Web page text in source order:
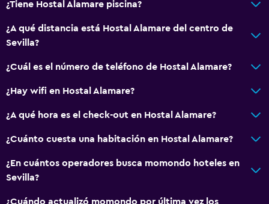
Cepillo de dientes
Servicios y facilidades
Servicio de despertador
Boletos de transporte público
¿Tiene Hostal Alamare piscina?
¿A qué distancia está Hostal Alamare del centro de
Sevilla?
¿Cuál es el número de teléfono de Hostal Alamare?
¿Hay wifi en Hostal Alamare?
¿A qué hora es el check-out en Hostal Alamare?
¿Cuánto cuesta una habitación en Hostal Alamare?
¿En cuántos operadores busca momondo hoteles en
Sevilla?
¿Cuándo actualizó momondo por última vez los